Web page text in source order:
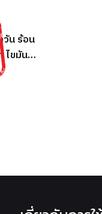
วัน ร้อน
ขมันใน